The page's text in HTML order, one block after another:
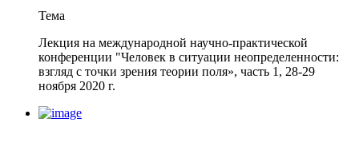
Тема
Лекция на международной научно-практической
конференции "Человек в ситуации неопределенности:
взгляд с точки зрения теории поля», часть 1, 28-29
ноября 2020 г.